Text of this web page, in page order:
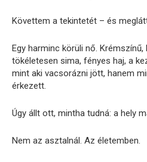
Követtem a tekintetét – és
Egy harminc körüli nő.
tökéletesen sima, fényes haj, a
mint aki vacsorázni jött, hanem
érkezett.
Úgy állt ott, mintha tudná: a hely
Nem az asztalnál. Az életemben.